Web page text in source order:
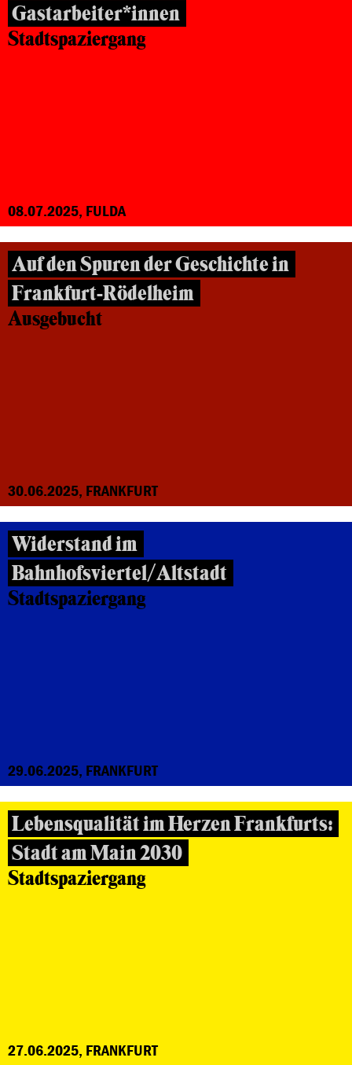
Gastarbeiter*innen
Stadtspaziergang
08.07.2025, FULDA
Auf den Spuren der Geschichte in
Frankfurt-Rödelheim
Ausgebucht
30.06.2025, FRANKFURT
Widerstand im
Bahnhofsviertel/Altstadt
Stadtspaziergang
29.06.2025, FRANKFURT
Lebensqualität im Herzen Frankfurts:
Stadt am Main 2030
Stadtspaziergang
27.06.2025, FRANKFURT